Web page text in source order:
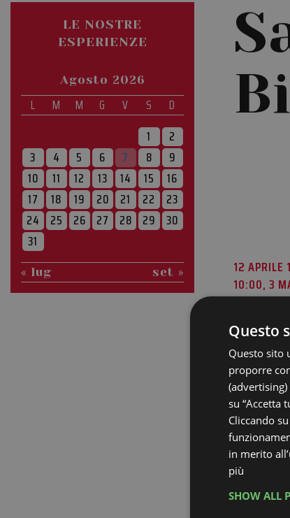
LE NOSTRE
ESPERIENZE
Agosto 2026
L M M G V S D
« lug set »
1
2
3
4 5 6 7 8
9
10
11 12 13 14 15
16
17
18 19 20 21 22
23
24
25 26 27 28 29
30
31
12
10:00, 3
MAGGIO
Questo
Questo sito
proporre
su “Accetta
Cliccando
in merito
più
SHOW ALL